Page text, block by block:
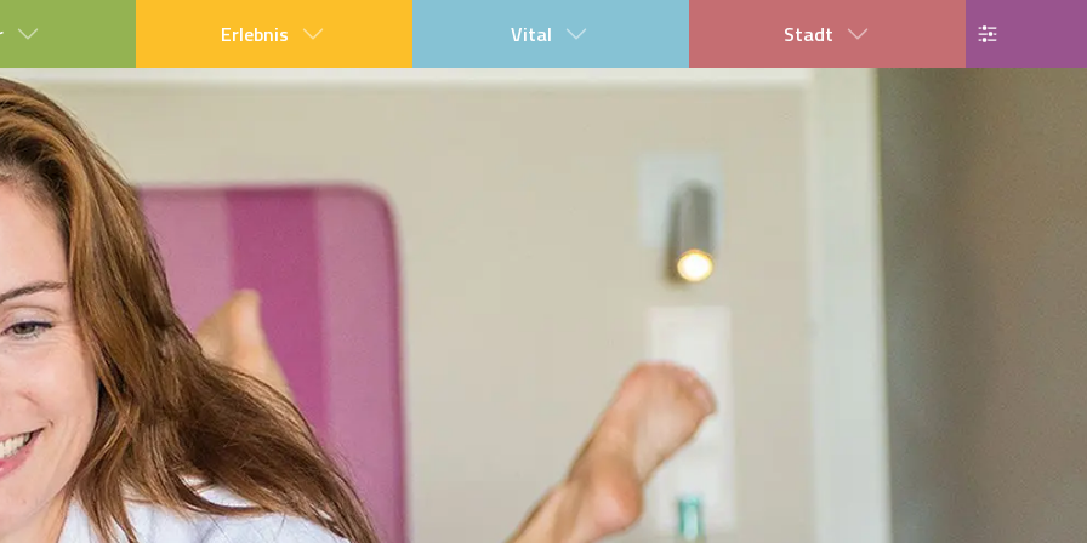
Erlebnis Vital Stadt